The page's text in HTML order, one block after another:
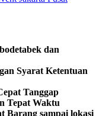
dan
Syarat Ketentuan
Tanggap
Tepat Waktu
Barang sampai lokasi